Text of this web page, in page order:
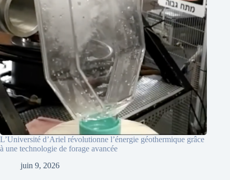
L’Université d’Ariel révolutionne l’énergie géothermique grâce
à une technologie de forage avancée
juin 9, 2026